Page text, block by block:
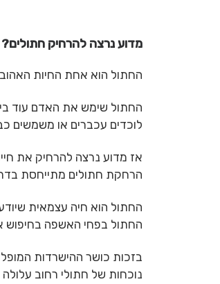
מדוע נרצה להרחיק חתולים?
החתול הוא אחת החיות
החתול שימש את האדם עוד
לוכדים עכברים או משמשים
אז מדוע נרצה להרחיק את
הרחקת חתולים מתייחסת
החתול הוא חיה עצמאית
החתול בפחי האשפה בחיפוש
בזכות כושר ההישרדות
נוכחות של חתולי רחוב